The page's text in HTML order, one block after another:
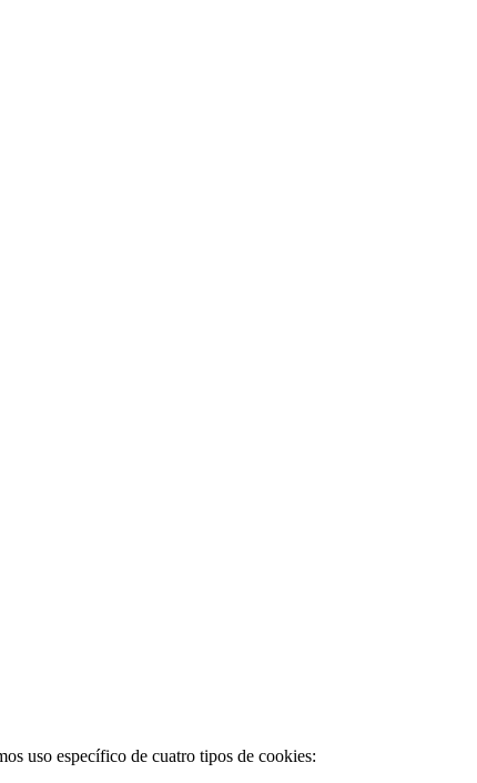
uso específico de cuatro tipos de cookies: